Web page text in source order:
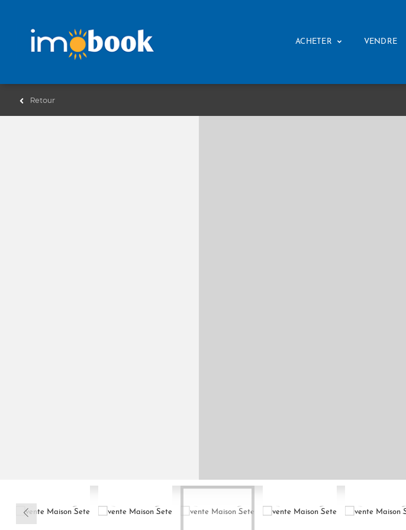
ACHETER VENDRE
Retour